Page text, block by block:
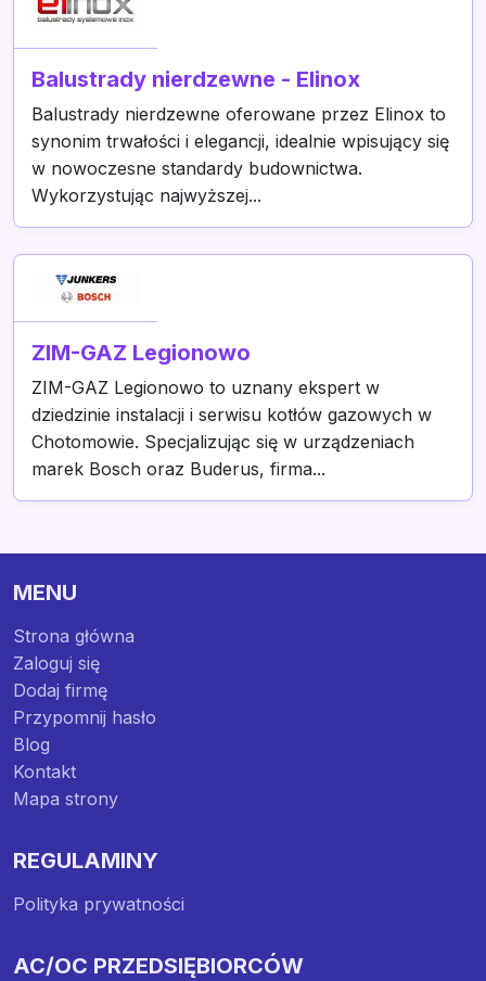
Balustrady nierdzewne - Elinox
Balustrady nierdzewne oferowane przez Elinox to
synonim trwałości i elegancji, idealnie wpisujący się
w nowoczesne standardy budownictwa.
Wykorzystując najwyższej...
ZIM-GAZ Legionowo
ZIM-GAZ Legionowo to uznany ekspert w
dziedzinie instalacji i serwisu kotłów gazowych w
Chotomowie. Specjalizując się w urządzeniach
marek Bosch oraz Buderus, firma...
MENU
Strona główna
Zaloguj się
Dodaj firmę
Przypomnij hasło
Blog
Kontakt
Mapa strony
REGULAMINY
Polityka prywatności
AC/OC PRZEDSIĘBIORCÓW